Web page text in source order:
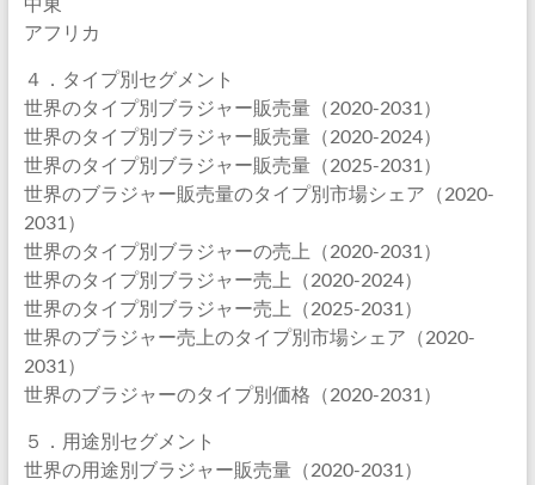
アフリカ
４．タイプ別セグメント
世界のタイプ別ブラジャー販売量（2020-2031）
世界のタイプ別ブラジャー販売量（2020-2024）
世界のタイプ別ブラジャー販売量（2025-2031）
世界のブラジャー販売量のタイプ別市場シェア（2020-
2031）
世界のタイプ別ブラジャーの売上（2020-2031）
世界のタイプ別ブラジャー売上（2020-2024）
世界のタイプ別ブラジャー売上（2025-2031）
世界のブラジャー売上のタイプ別市場シェア（2020-
2031）
世界のブラジャーのタイプ別価格（2020-2031）
５．用途別セグメント
世界の用途別ブラジャー販売量（2020-2031）